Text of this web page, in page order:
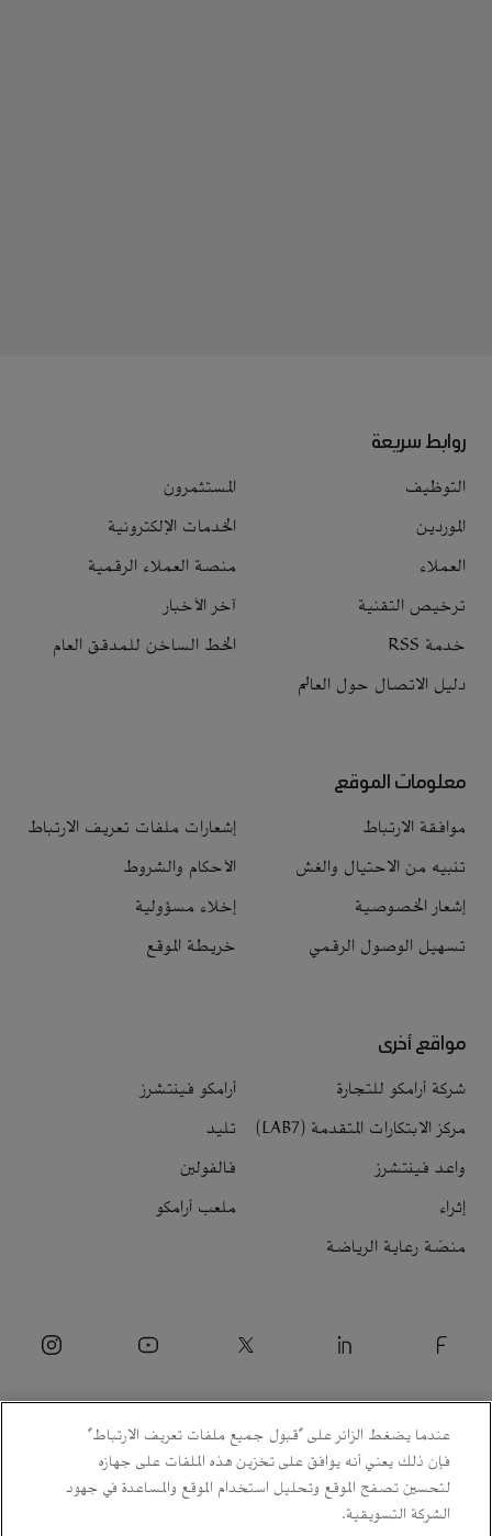
روابط سريعة
التوظيف
المستثمرون
الموردين
الخدمات الإلكترونية
العملاء
منصة العملاء الرقمية
ترخيص التقنية
آخر الأخبار
خدمة RSS
الخط الساخن للمدقق العام
دليل الاتصال حول العالم
معلومات الموقع
موافقة الارتباط
إشعارات ملفات تعريف الارتباط
تنبيه من الاحتيال والغش
الأحكام والشروط
إشعار الخصوصية
إخلاء مسؤولية
تسهيل الوصول الرقمي
خريطة الموقع
مواقع أخرى
شركة أرامكو للتجارة
أرامكو فينتشرز
مركز الابتكارات المتقدمة (LAB7)
تليد
واعد فينتشرز
فالفولين
إثراء
ملعب أرامكو
منصّة رعاية الرياضة
عندما يضغط الزائر على "قبول جميع ملفات تعريف الارتباط"
فإن ذلك يعني أنه يوافق على تخزين هذه الملفات على جهازه
لتحسين تصفح الموقع وتحليل استخدام الموقع والمساعدة في جهود
الشركة التسويقية.